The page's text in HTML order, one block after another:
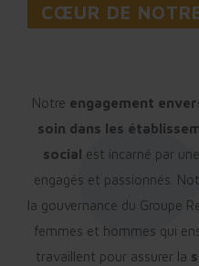
CŒUR DE
Notre engagement
soin dans les
social est incarné par
engagés et passionnés.
la gouvernance du Groupe
femmes et hommes qui
travaillent pour assurer la